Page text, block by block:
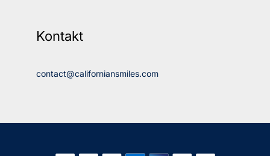
Kontakt
contact@californiansmiles.com